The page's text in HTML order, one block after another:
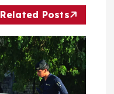
م
ق
Related Posts